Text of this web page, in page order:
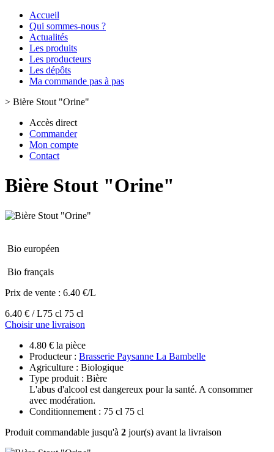
Accueil
Qui sommes-nous ?
Actualités
Les produits
Les producteurs
Les dépôts
Ma commande pas à pas
> Bière Stout "Orine"
Accès direct
Commander
Mon compte
Contact
Bière Stout "Orine"
Bio européen
Bio français
Prix de vente : 6.40 €/L
6.40 € / L75 cl 75 cl
Choisir une livraison
4.80 € la pièce
Producteur : Brasserie Paysanne La Bambelle
Agriculture : Biologique
Type produit : Bière
L'abus d'alcool est dangereux pour la santé. A consommer
avec modération.
Conditionnement : 75 cl 75 cl
Produit commandable jusqu'à 2 jour(s) avant la livraison